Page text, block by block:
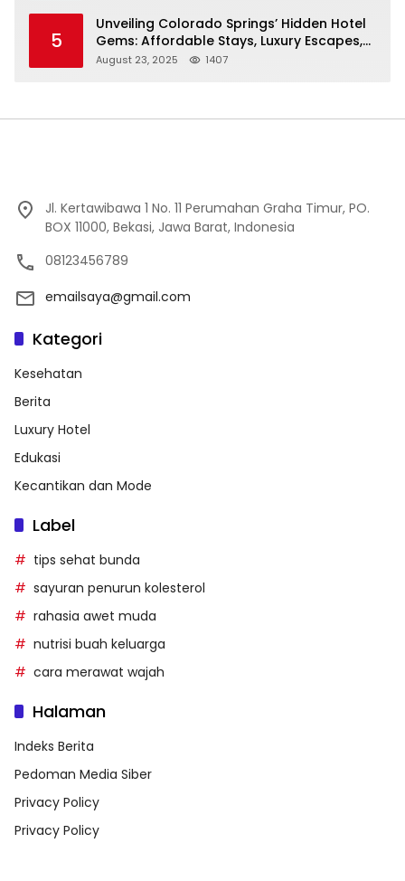
5
Unveiling Colorado Springs’ Hidden Hotel
Gems: Affordable Stays, Luxury Escapes,
and Everything In Between!
August 23, 2025 1407
Jl. Kertawibawa 1 No. 11 Perumahan Graha Timur, PO.
BOX 11000, Bekasi, Jawa Barat, Indonesia
08123456789
emailsaya@gmail.com
Kategori
Kesehatan
Berita
Luxury Hotel
Edukasi
Kecantikan dan Mode
Label
tips sehat bunda
sayuran penurun kolesterol
rahasia awet muda
nutrisi buah keluarga
cara merawat wajah
Halaman
Indeks Berita
Pedoman Media Siber
Privacy Policy
Privacy Policy